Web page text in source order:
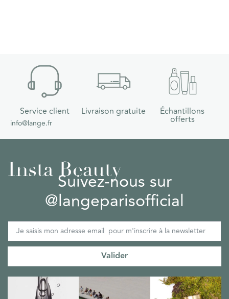
Service client
info@lange.fr
Livraison gratuite Échantillons
offerts
Insta Beauty
Suivez-nous sur
@langeparisofficial
Valider